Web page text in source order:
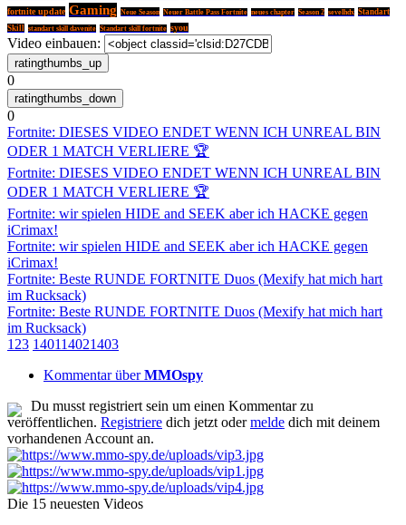
fortnite update Gaming Neue Season Neuer Battle Pass Fortnite neues chapter Season 2 sevelhdx Standart
Skill
standart skill davenite Standart skill fortnite syou
Video einbauen:
0
0
Fortnite: DIESES VIDEO ENDET WENN ICH UNREAL BIN
ODER 1 MATCH VERLIERE 🏆
Fortnite: DIESES VIDEO ENDET WENN ICH UNREAL BIN
ODER 1 MATCH VERLIERE 🏆
Fortnite: wir spielen HIDE and SEEK aber ich HACKE gegen
iCrimax!
Fortnite: wir spielen HIDE and SEEK aber ich HACKE gegen
iCrimax!
Fortnite: Beste RUNDE FORTNITE Duos (Mexify hat mich hart
im Rucksack)
Fortnite: Beste RUNDE FORTNITE Duos (Mexify hat mich hart
im Rucksack)
1 23 140114021403
Kommentar überMMOspy
Du musst registriert sein um einen Kommentar zu
veröffentlichen. Registriere dich jetzt odermelde dich mit deinem
vorhandenen Account an.
Die 15 neuesten Videos